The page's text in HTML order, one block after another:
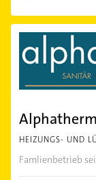
HEIZUNGS- UND
Famlienbetrieb